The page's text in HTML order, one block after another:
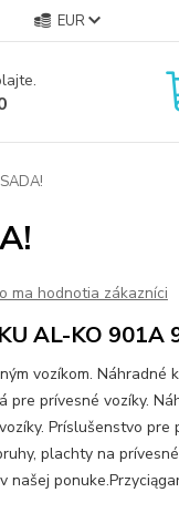
EUR
ma hodnotia zákazníci
AL-KO 901A
vozíkom. Náhradné
pre prívesné vozíky.
Príslušenstvo pre
plachty na
našej